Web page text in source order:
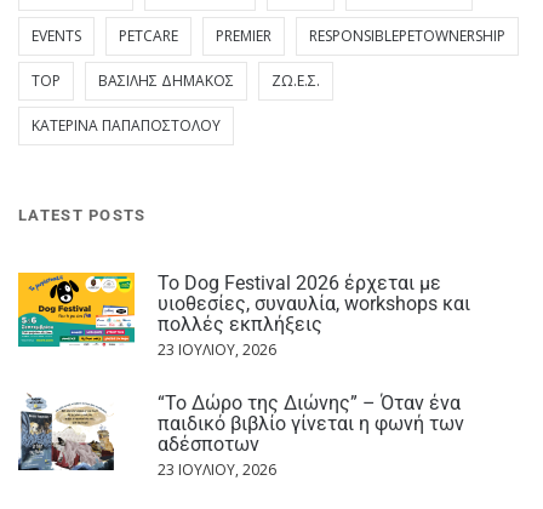
EVENTS PETCARE PREMIER RESPONSIBLEPETOWNERSHIP
TOP ΒΑΣΊΛΗΣ ΔΗΜΆΚΟΣ ΖΩ.Ε.Σ.
ΚΑΤΕΡΊΝΑ ΠΑΠΑΠΟΣΤΌΛΟΥ
LATEST POSTS
Το Dog Festival 2026 έρχεται με
υιοθεσίες, συναυλία, workshops και
πολλές εκπλήξεις
23 ΙΟΥΛΊΟΥ, 2026
“Το Δώρο της Διώνης” – Όταν ένα
παιδικό βιβλίο γίνεται η φωνή των
αδέσποτων
23 ΙΟΥΛΊΟΥ, 2026